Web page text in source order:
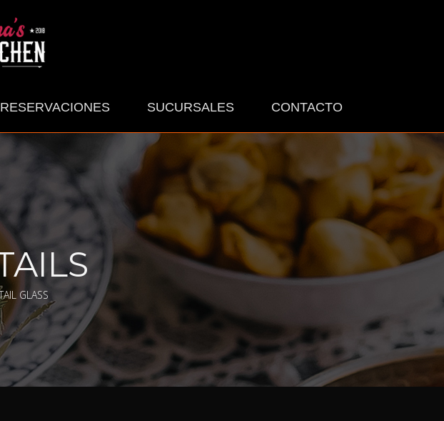
RESERVACIONES SUCURSALES CONTACTO
GLASS